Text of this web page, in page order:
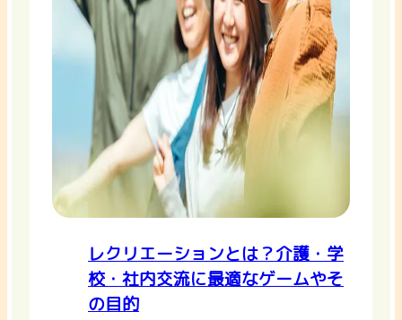
レクリエーションとは？介護・学
校・社内交流に最適なゲームやそ
の目的